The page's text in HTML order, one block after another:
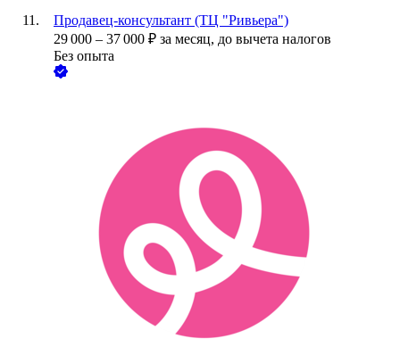
Продавец-консультант (ТЦ "Ривьера")
29 000 – 37 000 ₽ за месяц, до вычета налогов
Без опыта